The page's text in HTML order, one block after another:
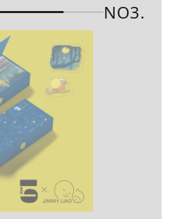
NO3.